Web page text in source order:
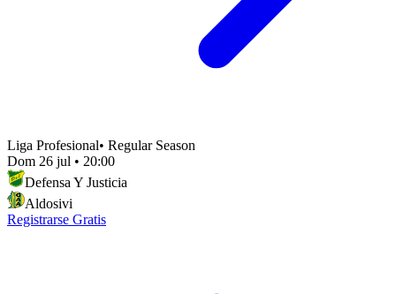
Liga Profesional• Regular Season
Dom 26 jul • 20:00
Defensa Y Justicia
Aldosivi
Registrarse Gratis